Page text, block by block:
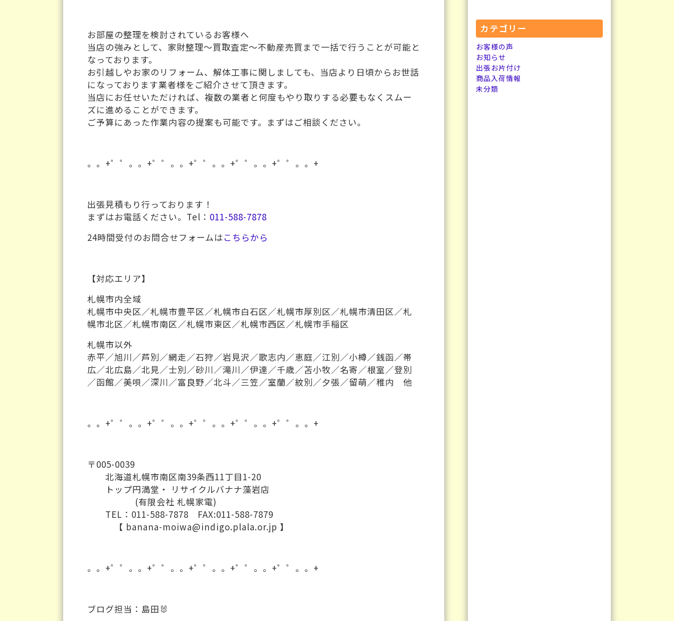
お部屋の整理を検討されているお客様へ
当店の強みとして、家財整理～買取査定～不動産売買まで一括で行うことが可能と
なっております。
お引越しやお家のリフォーム、解体工事に関しましても、当店より日頃からお世話
になっております業者様をご紹介させて頂きます。
当店にお任せいただければ、複数の業者と何度もやり取りする必要もなくスムー
ズに進めることができます。
ご予算にあった作業内容の提案も可能です。まずはご相談ください。
。。+゜゜。。+゜゜。。+゜゜。。+゜゜。。+゜゜。。+
出張見積もり行っております！
まずはお電話ください。Tel： 011-588-7878
24時間受付のお問合せフォームはこちらから
【対応エリア】
札幌市内全域
札幌市中央区／札幌市豊平区／札幌市白石区／札幌市厚別区／札幌市清田区／札
幌市北区／札幌市南区／札幌市東区／札幌市西区／札幌市手稲区
札幌市以外
赤平／旭川／芦別／網走／石狩／岩見沢／歌志内／恵庭／江別／小樽／銭函／帯
広／北広島／北見／士別／砂川／滝川／伊達／千歳／苫小牧／名寄／根室／登別
／函館／美唄／深川／富良野／北斗／三笠／室蘭／紋別／夕張／留萌／稚内 他
。。+゜゜。。+゜゜。。+゜゜。。+゜゜。。+゜゜。。+
〒005-0039
北海道札幌市南区南39条西11丁目1-20
トップ円満堂・ リサイクルバナナ藻岩店
(有限会社 札幌家電)
TEL：011-588-7878 FAX:011-588-7879
【 banana-moiwa@indigo.plala.or.jp 】
。。+゜゜。。+゜゜。。+゜゜。。+゜゜。。+゜゜。。+
ブログ担当：島田🐰
カテゴリー
お客様の声
お知らせ
出張お片付け
商品入荷情報
未分類